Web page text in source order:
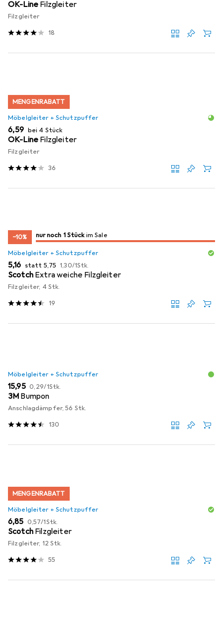
OK-Line Filzgleiter
Filzgleiter
18
MENGENRABATT
Möbelgleiter + Schutzpuffer
EUR
6,59 bei 4 Stück
OK-Line Filzgleiter
Filzgleiter
36
−10% noch 1 Stückim Sale
nur noch 1 Stück im Sale
Möbelgleiter + Schutzpuffer
EUR
5,16 statt EUR
5,75 EUR
1,30/1Stk.
Scotch Extra weiche Filzgleiter
Filzgleiter, 4 Stk.
19
Möbelgleiter + Schutzpuffer
EUR
15,95 EUR
0,29/1Stk.
3M Bumpon
Anschlagdämpfer, 56 Stk.
130
MENGENRABATT
Möbelgleiter + Schutzpuffer
EUR
6,85 EUR
0,57/1Stk.
Scotch Filzgleiter
Filzgleiter, 12 Stk.
55